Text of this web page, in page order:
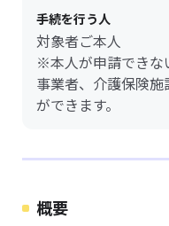
手続を行う人
対象者ご本人
※本人が申請できな
事業者、介護保険
ができます。
概要